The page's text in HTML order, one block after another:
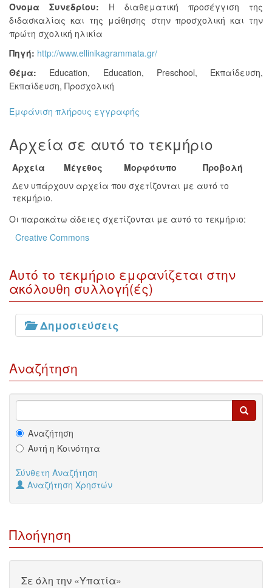
Όνομα Συνεδρίου:
Η διαθεματική προσέγγιση της
διδασκαλίας και της μάθησης στην προσχολική και την
πρώτη σχολική ηλικία
Πηγή: http://www.ellinikagrammata.gr/
Θέμα:
Education, Education, Preschool, Εκπαίδευση,
Εκπαίδευση, Προσχολική
Εμφάνιση πλήρους εγγραφής
Αρχεία σε αυτό το τεκμήριο
Αρχεία Μέγεθος Μορφότυπο
Προβολή
Δεν υπάρχουν αρχεία που σχετίζονται με αυτό το
τεκμήριο.
Οι παρακάτω άδειες σχετίζονται με αυτό το τεκμήριο:
Creative Commons
Αυτό το τεκμήριο εμφανίζεται στην
ακόλουθη συλλογή(ές)
Δημοσιεύσεις
Αναζήτηση
Αναζήτηση
Αυτή η Κοινότητα
Σύνθετη Αναζήτηση
Αναζήτηση Χρηστών
Πλοήγηση
Σε όλη την «Υπατία»